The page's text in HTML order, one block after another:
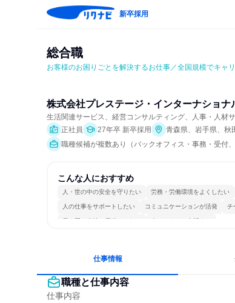
新卒採用
総合職
お客様のお困りごとを解決するお仕事／全国規模でキャ
株式会社プレステージ・インターナショナ
生活関連サービス、経営コンサルティング、人事・人材
正社員
27年卒 新卒採用
青森県、岩手県、秋
職種候補が複数あり（バックオフィス・事務・受付
こんな人におすすめ
人・世の中の安全を守りたい 労務・労働環境をよくしたい
人の仕事をサポートしたい コミュニケーションが活発 チ
長く同じ会社に居続けられる 人とたくさん会話する
仕事情報
職種と仕事内容
仕事内容